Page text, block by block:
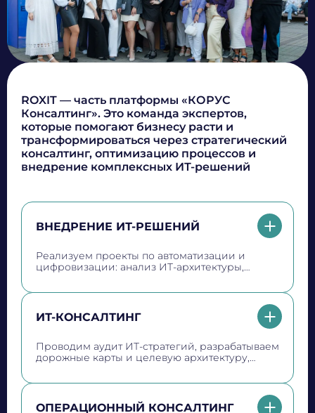
ROXIT — часть платформы «КОРУС
Консалтинг». Это команда экспертов,
которые помогают бизнесу расти и
трансформироваться через стратегический
консалтинг, оптимизацию процессов и
внедрение комплексных ИТ-решений
ВНЕДРЕНИЕ ИТ-РЕШЕНИЙ
Реализуем проекты по автоматизации и
цифровизации: анализ ИТ-архитектуры,
управление программами, поддержка ИТ-
для повышения эффективности бизнеса
ИТ-КОНСАЛТИНГ
Проводим аудит ИТ-стратегий, разрабатываем
дорожные карты и целевую архитектуру,
оптимизируем ИТ-затраты и повышаем
человеческого капитала
ОПЕРАЦИОННЫЙ КОНСАЛТИНГ
илиприкрепите файл (DOC, DOCX, PDF, не более 5 МБ)
согласие
на обработку персональных данных
Ясогласенна получение рекламно-информационных
Oтправить
Благодарим за заявку!
После обработки заявки с вами свяжется наш
специалист.
Не волнуйтесь, если пропустите звонок, мы
обязательно перезвоним еще раз!